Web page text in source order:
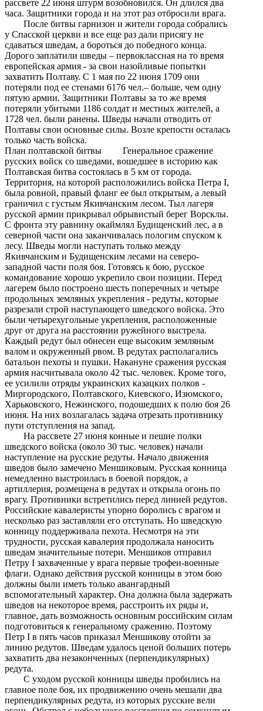
рассвете 22 июня штурм возобновился. Он длился два
часа. Защитники города и на этот раз отбросили врага.
После битвы гарнизон и жители города собрались
у Спасской церкви и все еще раз дали присягу не
сдаваться шведам, а бороться до победного конца.
Дорого заплатили шведы – первоклассная на то время
европейская армия - за свои назойливые попытки
захватить Полтаву. С 1 мая по 22 июня 1709 они
потеряли под ее стенами 6176 чел.– больше, чем одну
пятую армии. Защитники Полтавы за то же время
потеряли убитыми 1186 солдат и местных жителей, а
1728 чел. были ранены. Шведы начали отводить от
Полтавы свои основные силы. Возле крепости осталась
только часть войска.
План полтавской битвы Генеральное сражение
русских войск со шведами, вошедшее в историю как
Полтавская битва состоялась в 5 км от города.
Территория, на которой расположились войска Петра I,
была ровной, правый фланг ее был открытым, а левый
граничил с густым Якивчанским лесом. Тыл лагеря
русской армии прикрывал обрывистый берег Ворсклы.
С фронта эту равнину окаймлял Будищенский лес, а в
северной части она заканчивалась пологим спуском к
лесу. Шведы могли наступать только между
Якивчанским и Будищенским лесами на северо-
западной части поля боя. Готовясь к бою, русское
командование хорошо укрепило свои позиции. Перед
лагерем было построено шесть поперечных и четыре
продольных земляных укрепления - редуты, которые
разрезали строй наступающего шведского войска. Это
были четырехугольные укрепления, расположенные
друг от друга на расстоянии ружейного выстрела.
Каждый редут был обнесен еще высоким земляным
валом и окруженный рвом. В редутах располагались
батальон пехоты и пушки. Накануне сражения русская
армия насчитывала около 42 тыс. человек. Кроме того,
ее усилили отряды украинских казацких полков -
Миргородского, Полтавского, Киевского, Изюмского,
Харьковского, Нежинского, подошедших к полю боя 26
июня. На них возлагалась задача отрезать противнику
пути отступления на запад.
На рассвете 27 июня конные и пешие полки
шведского войска (около 30 тыс. человек) начали
наступление на русские редуты. Начало движения
шведов было замечено Меншиковым. Русская конница
немедленно выстроилась в боевой порядок, а
артиллерия, розмещена в редутах и открыла огонь по
врагу. Противники встретились перед линией редутов.
Российские кавалеристы упорно боролись с врагом и
несколько раз заставляли его отступать. Но шведскую
конницу поддерживала пехота. Несмотря на эти
трудности, русская кавалерия продолжала наносить
шведам значительные потери. Меншиков отправил
Петру I захваченные у врага первые трофеи-военные
флаги. Однако действия русской конницы в этом бою
должны были иметь только авангардный
вспомогательный характер. Она должна была задержать
шведов на некоторое время, расстроить их ряды и,
главное, дать возможность основным российским силам
подготовиться к генеральному сражению. Поэтому
Петр I в пять часов приказал Меншикову отойти за
линию редутов. Шведам удалось ценой больших потерь
захватить два незаконченных (перпендикулярных)
редута.
С уходом русской конницы шведы пробились на
главное поле боя, их продвижению очень мешали два
перпендикулярных редута, из которых русские вели